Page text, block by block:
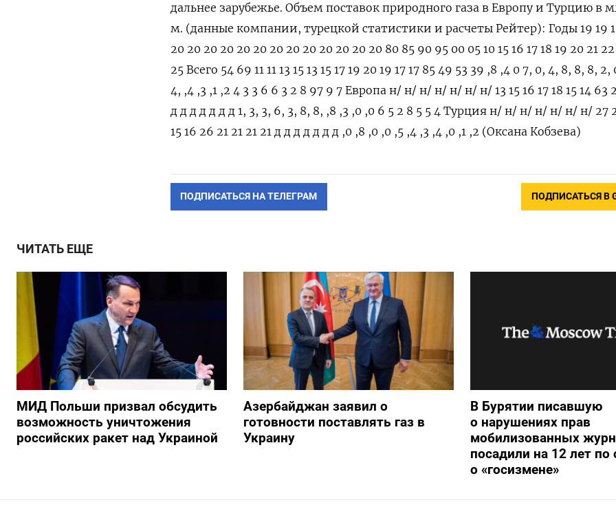
дальнее зарубежье. Объем поставок природного ​газа в Европу и Турцию в
м. (данные ‌компании, турецкой статистики и расчеты Рейтер): Годы 19 19
20 20 20 20 20 20 20 20 20 20 20 20 20 80 85 90 95 00 05 10 15 16 17 18 19 20 21
25 Всего 54 69 11 11 13 15 13 15 17 19 20 19 17 17 85 49 53 39 ,8 ,4 0 7, 0, 4, 8, 8, 8, 2,
4, ,4 ,3 ,1 ,2 4 3 3 6 6 3 2 8 97 9 7 Европа н/ н/ н/ н/ н/ н/ н/ 13 15 16 17 18 15 14 63
д д д д д д д 1, 3, 3, 6, 3, 8, 8, ,8 ,3 ,0 ,0 6 5 2 8 5 5 4 Турция н/ н/ н/ н/ н/ н/ н/ 27
15 16 26 21 21 21 21 д д д д д д д ,0 ,8 ,0 ,0 ,5 ,4 ,3 ,4 ,0 ,1 ,2 (Оксана Кобзева)
ПОДПИСАТЬСЯ НА ТЕЛЕГРАМ ПОДПИСАТЬСЯ В
ЧИТАТЬ ЕЩЕ
МИД Польши призвал обсудить
возможность уничтожения
российских ракет над Украиной
Азербайджан заявил о
готовности поставлять газ в
Украину
В Бурятии писавшую
о нарушениях прав
мобилизованных
посадили на 12 лет по
о «госизмене»